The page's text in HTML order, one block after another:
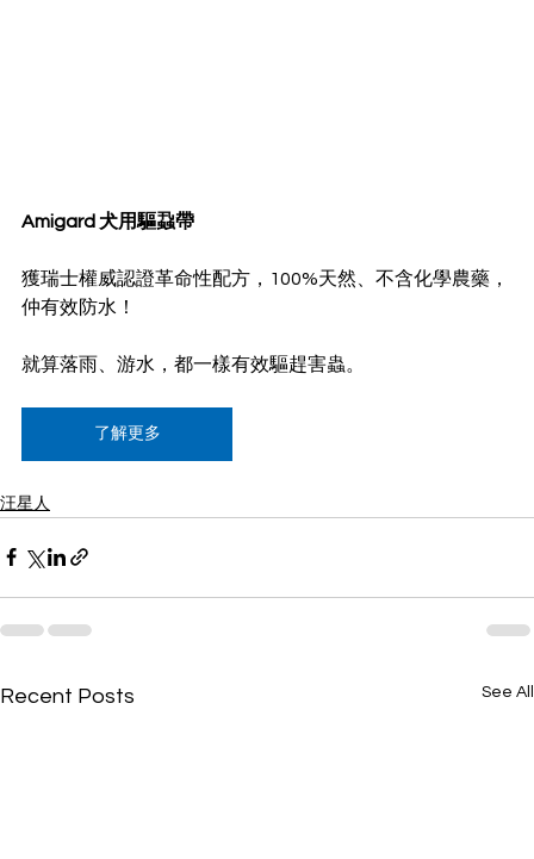
Amigard 犬用驅蝨帶
獲瑞士權威認證革命性配方，100%天然、不含化學農藥，
仲有效防水！
就算落雨、游水，都一樣有效驅趕害蟲。
了解更多
汪星人
Recent Posts See All